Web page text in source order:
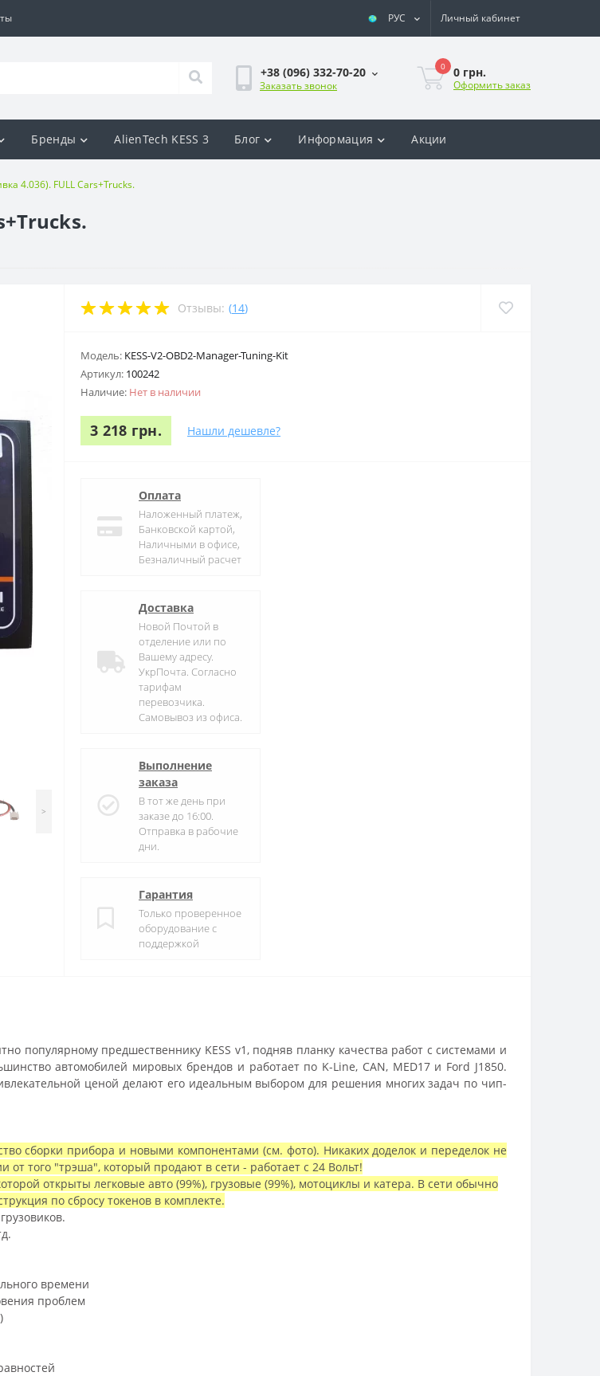
РУС Личный кабинет
+38 (096) 332-70-20
Заказать звонок
0 0 грн.
Оформить заказ
Бренды AlienTech KESS 3 Блог Информация Акции
4.036). FULL Cars+Trucks.
>
Отзывы: (14)
Модель: KESS-V2-OBD2-Manager-Tuning-Kit
Артикул: 100242
Наличие: Нет в наличии
3 218 грн. Нашли дешевле?
Оплата
Наложенный платеж,
Банковской картой,
Наличными в офисе,
Безналичный расчет
Доставка
Новой Почтой в
отделение или по
Вашему адресу.
УкрПочта. Согласно
тарифам
перевозчика.
Самовывоз из офиса.
Выполнение
заказа
В тот же день при
заказе до 16:00.
Отправка в рабочие
дни.
Гарантия
Только проверенное
оборудование с
поддержкой
популярному предшественнику KESS v1, подняв планку качества работ с системами и
автомобилей мировых брендов и работает по K-Line, CAN, MED17 и Ford J1850.
ценой делают его идеальным выбором для решения многих задач по чип-
сборки прибора и новыми компонентами (см. фото). Никаких доделок и переделок не
того "трэша", который продают в сети - работает с 24 Вольт!
открыты легковые авто (99%), грузовые (99%), мотоциклы и катера. В сети обычно
по сбросу токенов в комплекте.
времени
проблем